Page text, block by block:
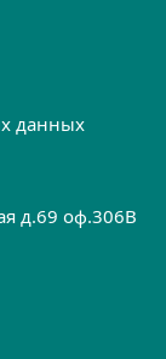
данных
д.69 оф.306B